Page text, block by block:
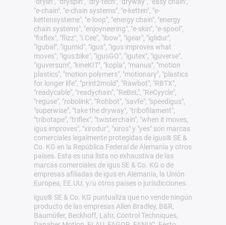
"e-chain", "e-chain systems", "e-ketten", "e-
kettensysteme", "e-loop", "energy chain", "energy
chain systems", "enjoyneering", "e-skin", "e-spool",
"fixflex", "flizz", "i.Cee", "ibow", "igear", "iglidur",
"igubal", "igumid", "igus", "igus improves what
moves", "igus:bike", "igusGO", "igutex", "iguverse",
"iguversum", "kineKIT", "kopla", "manus", "motion
plastics", "motion polymers", "motionary", "plastics
for longer life", "print2mold", "Rawbot", "RBTX",
"readycable", "readychain", "ReBeL", "ReCyycle",
"reguse", "robolink", "Rohbot", "savfe", "speedigus",
"superwise", "take the dryway", "tribofilament",
"tribotape", "triflex", "twisterchain", "when it moves,
igus improves", "xirodur", "xiros" y "yes" son marcas
comerciales legalmente protegidas de igus® SE &
Co. KG en la República Federal de Alemania y otros
países. Esta es una lista no exhaustiva de las
marcas comerciales de igus SE & Co. KG o de
empresas afiliadas de igus en Alemania, la Unión
Europea, EE.UU. y/u otros países o jurisdicciones.
igus® SE & Co. KG puntualiza que no vende ningún
producto de las empresas Allen Bradley, B&R,
Baumüller, Beckhoff, Lahr, Control Techniques,